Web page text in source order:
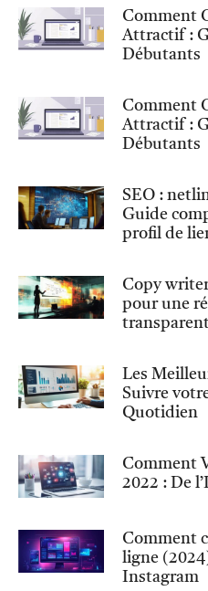
Comment
Attractif :
Débutants
Comment
Attractif :
Débutants
SEO :
Guide
profil de
Copy
pour une
Les
Suivre
Quotidien
Comment
2022 : De
Comment
ligne
Instagram